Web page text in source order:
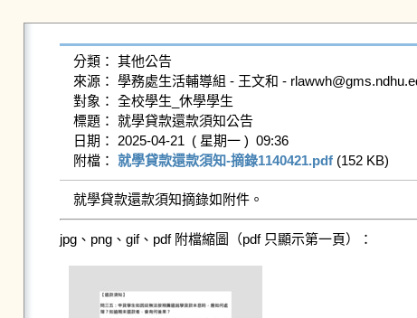
分類： 其他公告
來源： 學務處生活輔導組 - 王文和 -
對象： 全校學生_休學學生
標題： 就學貸款還款須知公告
日期： 2025-04-21  ( 星期一 )  09:36
附檔： 就學貸款還款須知-摘錄1140421.pdf (152 KB)
就學貸款還款須知摘錄如附件。
jpg、png、gif、pdf 附檔縮圖（pdf 只顯示第一頁）：